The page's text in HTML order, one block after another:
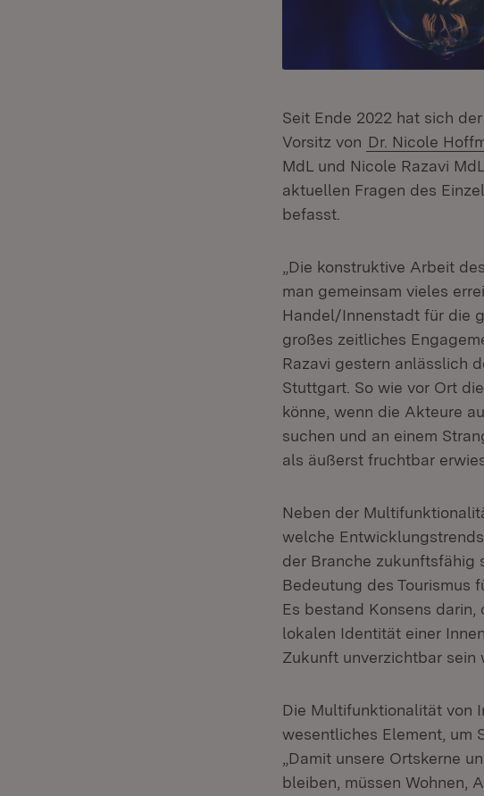
Seit Ende 2022 hat sich
Vorsitz von Dr. Nicole
MdL und Nicole Razavi
aktuellen Fragen des
befasst.
„Die konstruktive Arbeit
man gemeinsam vieles
Handel/Innenstadt für die
großes zeitliches
Razavi gestern anlässlich
Stuttgart. So wie vor Ort
könne, wenn die Akteure
suchen und an einem
als äußerst fruchtbar
Neben der
welche
der Branche zukunftsfähig
Bedeutung des Tourismus
Es bestand Konsens
lokalen Identität einer
Zukunft unverzichtbar sein
Die Multifunktionalität von
wesentliches Element, um
„Damit unsere Ortskerne
bleiben, müssen Wohnen,